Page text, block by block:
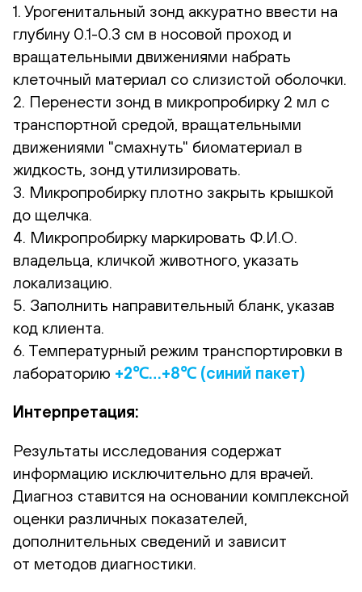
1. Урогенитальный зонд аккуратно ввести на
глубину 0.1-0.3 см в носовой проход и
вращательными движениями набрать
клеточный материал со слизистой оболочки.
2. Перенести зонд в микропробирку 2 мл с
транспортной средой, вращательными
движениями "смахнуть" биоматериал в
жидкость, зонд утилизировать.
3. Микропробирку плотно закрыть крышкой
до щелчка.
4. Микропробирку маркировать Ф.И.О.
владельца, кличкой животного, указать
локализацию.
5. Заполнить направительный бланк, указав
код клиента.
6. Температурный режим транспортировки в
лабораторию +2℃…+8℃ (синий пакет)
Интерпретация:
Результаты исследования содержат
информацию исключительно для врачей.
Диагноз ставится на основании комплексной
оценки различных показателей,
дополнительных сведений и зависит
от методов диагностики.